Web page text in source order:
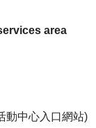
area
動中心入口網站)